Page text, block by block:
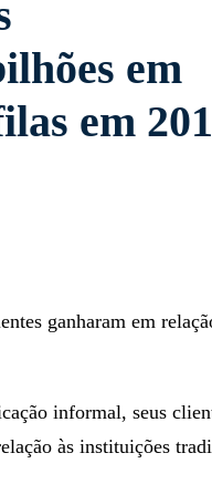
em
em
ganharam em
informal, seus
às instituições